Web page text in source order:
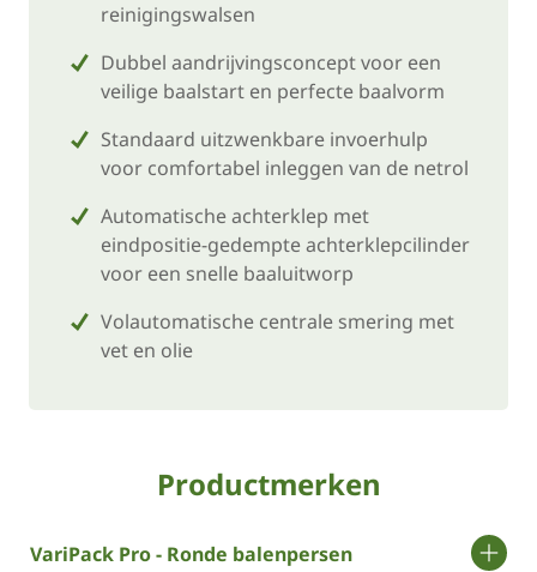
reinigingswalsen
Dubbel aandrijvingsconcept voor een
veilige baalstart en perfecte baalvorm
Standaard uitzwenkbare invoerhulp
voor comfortabel inleggen van de netrol
Automatische achterklep met
eindpositie-gedempte achterklepcilinder
voor een snelle baaluitworp
Volautomatische centrale smering met
vet en olie
Productmerken
VariPack Pro - Ronde balenpersen